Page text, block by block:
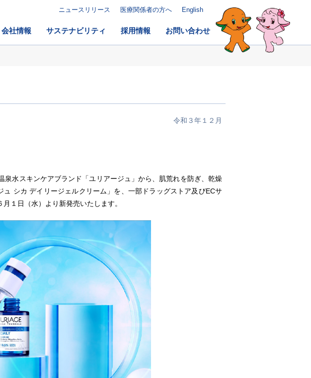
会社情報 サステナビリティ 採用情報 お問い合わせ
ニュースリリース 医療関係者の方へ English
令和３年１２月
水スキンケアブランド「ユリアージュ」から、肌荒れを防ぎ、乾燥
シカ デイリージェルクリーム」を、一部ドラッグストア及びECサ
１日（水）より新発売いたします。